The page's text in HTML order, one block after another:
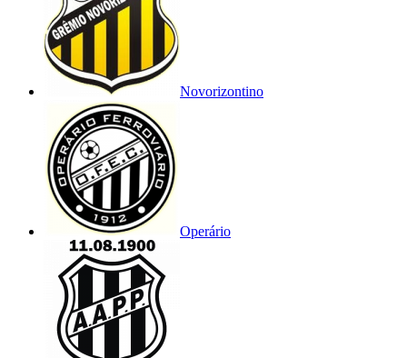
Novorizontino
Operário